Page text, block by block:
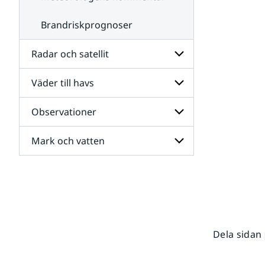
Brandriskprognoser
Radar och satellit
Undersidor
för
Radar
och
satellit
Väder till havs
Undersidor
för
Väder
till
havs
Observationer
Undersidor
för
Mark och vatten
Dela sidan